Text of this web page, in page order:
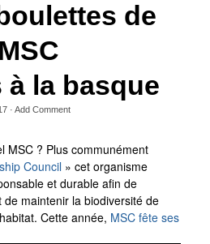
de
la basque
· Add Comment
MSC ? Plus communément
Council » cet organisme
et durable afin de
maintenir la biodiversité de
Cette année, MSC fête ses